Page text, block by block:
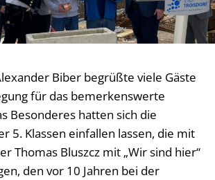
Biber begrüßte viele Gäste
für das bemerkenswerte
Besonderes hatten sich die
5. Klassen einfallen lassen, die mit
Thomas Bluszcz mit „Wir sind hier“
den vor 10 Jahren bei der